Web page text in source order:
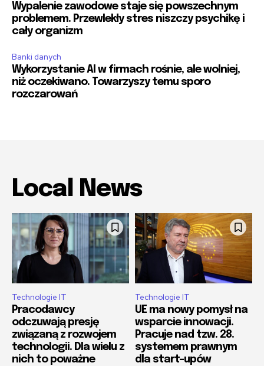
Wypalenie zawodowe staje się powszechnym
problemem. Przewlekły stres niszczy psychikę i
cały organizm
Banki danych
Wykorzystanie AI w firmach rośnie, ale wolniej,
niż oczekiwano. Towarzyszy temu sporo
rozczarowań
Local News
Technologie IT
Pracodawcy
odczuwają presję
związaną z rozwojem
technologii. Dla wielu z
nich to poważne
Technologie IT
UE ma nowy pomysł na
wsparcie innowacji.
Pracuje nad tzw. 28.
systemem prawnym
dla start-upów